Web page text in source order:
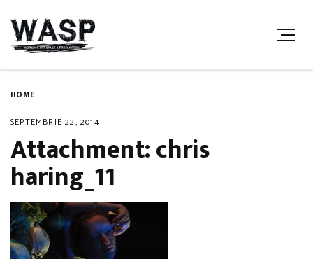
HOME
SEPTEMBRIE 22, 2014
Attachment: chris
haring_11